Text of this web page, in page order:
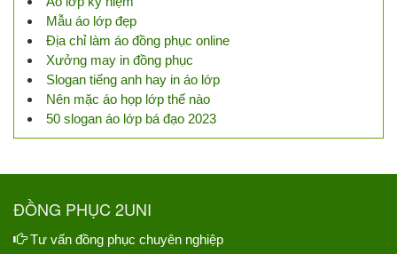
Mẫu áo lớp đẹp
Địa chỉ làm áo đồng phục online
Xưởng may in đồng phục
Slogan tiếng anh hay in áo lớp
Nên mặc áo họp lớp thế nào
50 slogan áo lớp bá đạo 2023
ĐỒNG PHỤC 2UNI
Tư vấn đồng phục chuyên nghiệp